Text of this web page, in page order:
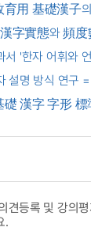
用 基礎漢子
심으로 = (A)
Educational
on use of
字實態와 頻度
와의 관련을 중
of
: On the
for
서 '한자 어휘와
교과서의 관련
of "Chinese
the middle
on related
설명 방식 연구
Explanation
礎 漢字 字形
견등록 및 강의
.